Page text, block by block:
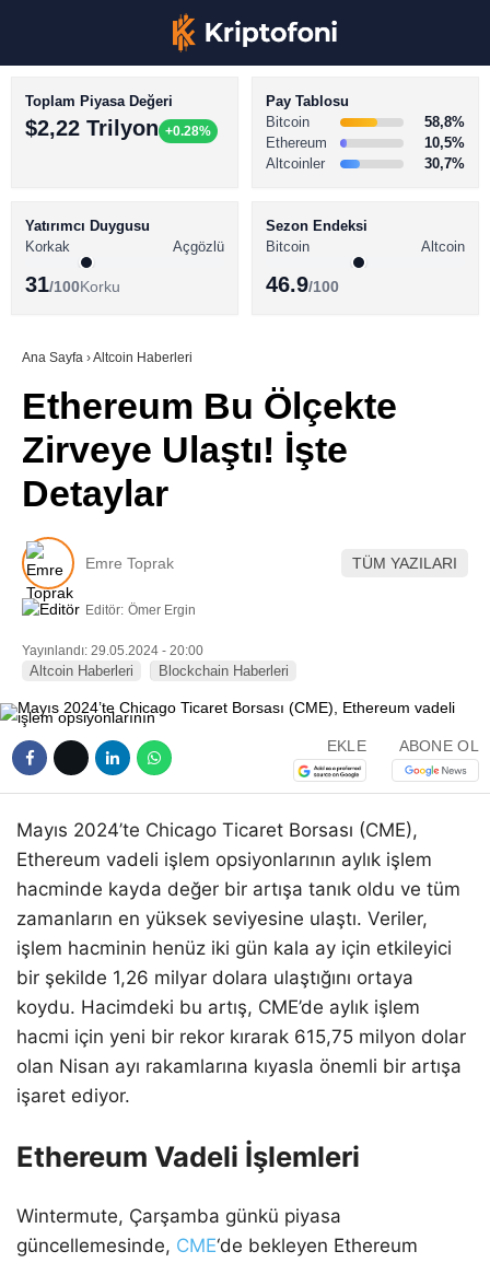
Youtube
TikTok
BİTCOİN HABERLERİ
ALTCOİN HABERLERİ
SÖZLÜK
Toplam Piyasa Değeri
$2,22 Trilyon +0.28%
Pay Tablosu
Bitcoin
58,8%
Ethereum
10,5%
Altcoinler
30,7%
Yatırımcı Duygusu
Korkak
Açgözlü
31/100Korku
Sezon Endeksi
Bitcoin
Altcoin
46.9/100
Ana Sayfa ›Altcoin Haberleri
Ethereum Bu Ölçekte
Zirveye Ulaştı! İşte
Detaylar
Emre Toprak TÜM YAZILARI
Editör: Ömer Ergin
Yayınlandı: 29.05.2024 - 20:00
Altcoin Haberleri Blockchain Haberleri
EKLE ABONE OL
Mayıs 2024’te Chicago Ticaret Borsası (CME),
Ethereum vadeli işlem opsiyonlarının aylık işlem
hacminde kayda değer bir artışa tanık oldu ve tüm
zamanların en yüksek seviyesine ulaştı. Veriler,
işlem hacminin henüz iki gün kala ay için etkileyici
bir şekilde 1,26 milyar dolara ulaştığını ortaya
koydu. Hacimdeki bu artış, CME’de aylık işlem
hacmi için yeni bir rekor kırarak 615,75 milyon dolar
olan Nisan ayı rakamlarına kıyasla önemli bir artışa
işaret ediyor.
Ethereum Vadeli İşlemleri
Wintermute, Çarşamba günkü piyasa
güncellemesinde, CME‘de bekleyen Ethereum